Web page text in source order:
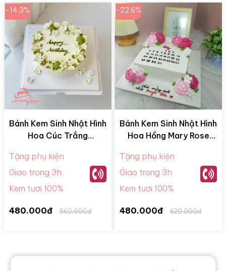
-14.3%
Bánh Kem Sinh Nhật Hình
Hoa Cúc Trắng
Tặng phụ kiện
Giao trong 3h
Kem tươi 100%
480.000đ 560.000đ
-22.6%
Bánh Kem Sinh Nhật Hình
Hoa Hồng Mary Rose
Tặng phụ kiện
Giao trong 3h
Kem tươi 100%
480.000đ 620.000đ